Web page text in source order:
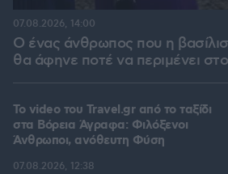
Ο ένας άνθρωπος που η
θα άφηνε ποτέ να περιμένει
07.08.2026, 14:00
To video του Travel.gr από το ταξίδι
στα Βόρεια Άγραφα: Φιλόξενοι
Άνθρωποι, ανόθευτη Φύση
07.08.2026, 12:38